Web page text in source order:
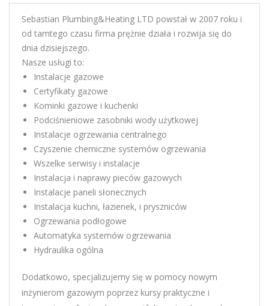
Sebastian Plumbing&Heating LTD powstał w 2007 roku i
od tamtego czasu firma prężnie działa i rozwija się do
dnia dzisiejszego.
Nasze usługi to:
Instalacje gazowe
Certyfikaty gazowe
Kominki gazowe i kuchenki
Podciśnieniowe zasobniki wody użytkowej
Instalacje ogrzewania centralnego
Czyszenie chemiczne systemów ogrzewania
Wszelke serwisy i instalacje
Instalacja i naprawy pieców gazowych
Instalacje paneli słonecznych
Instalacja kuchni, łazienek, i pryszniców
Ogrzewania podłogowe
Automatyka systemów ogrzewania
Hydraulika ogólna
Dodatkowo, specjalizujemy się w pomocy nowym
inżynierom gazowym poprzez kursy praktyczne i